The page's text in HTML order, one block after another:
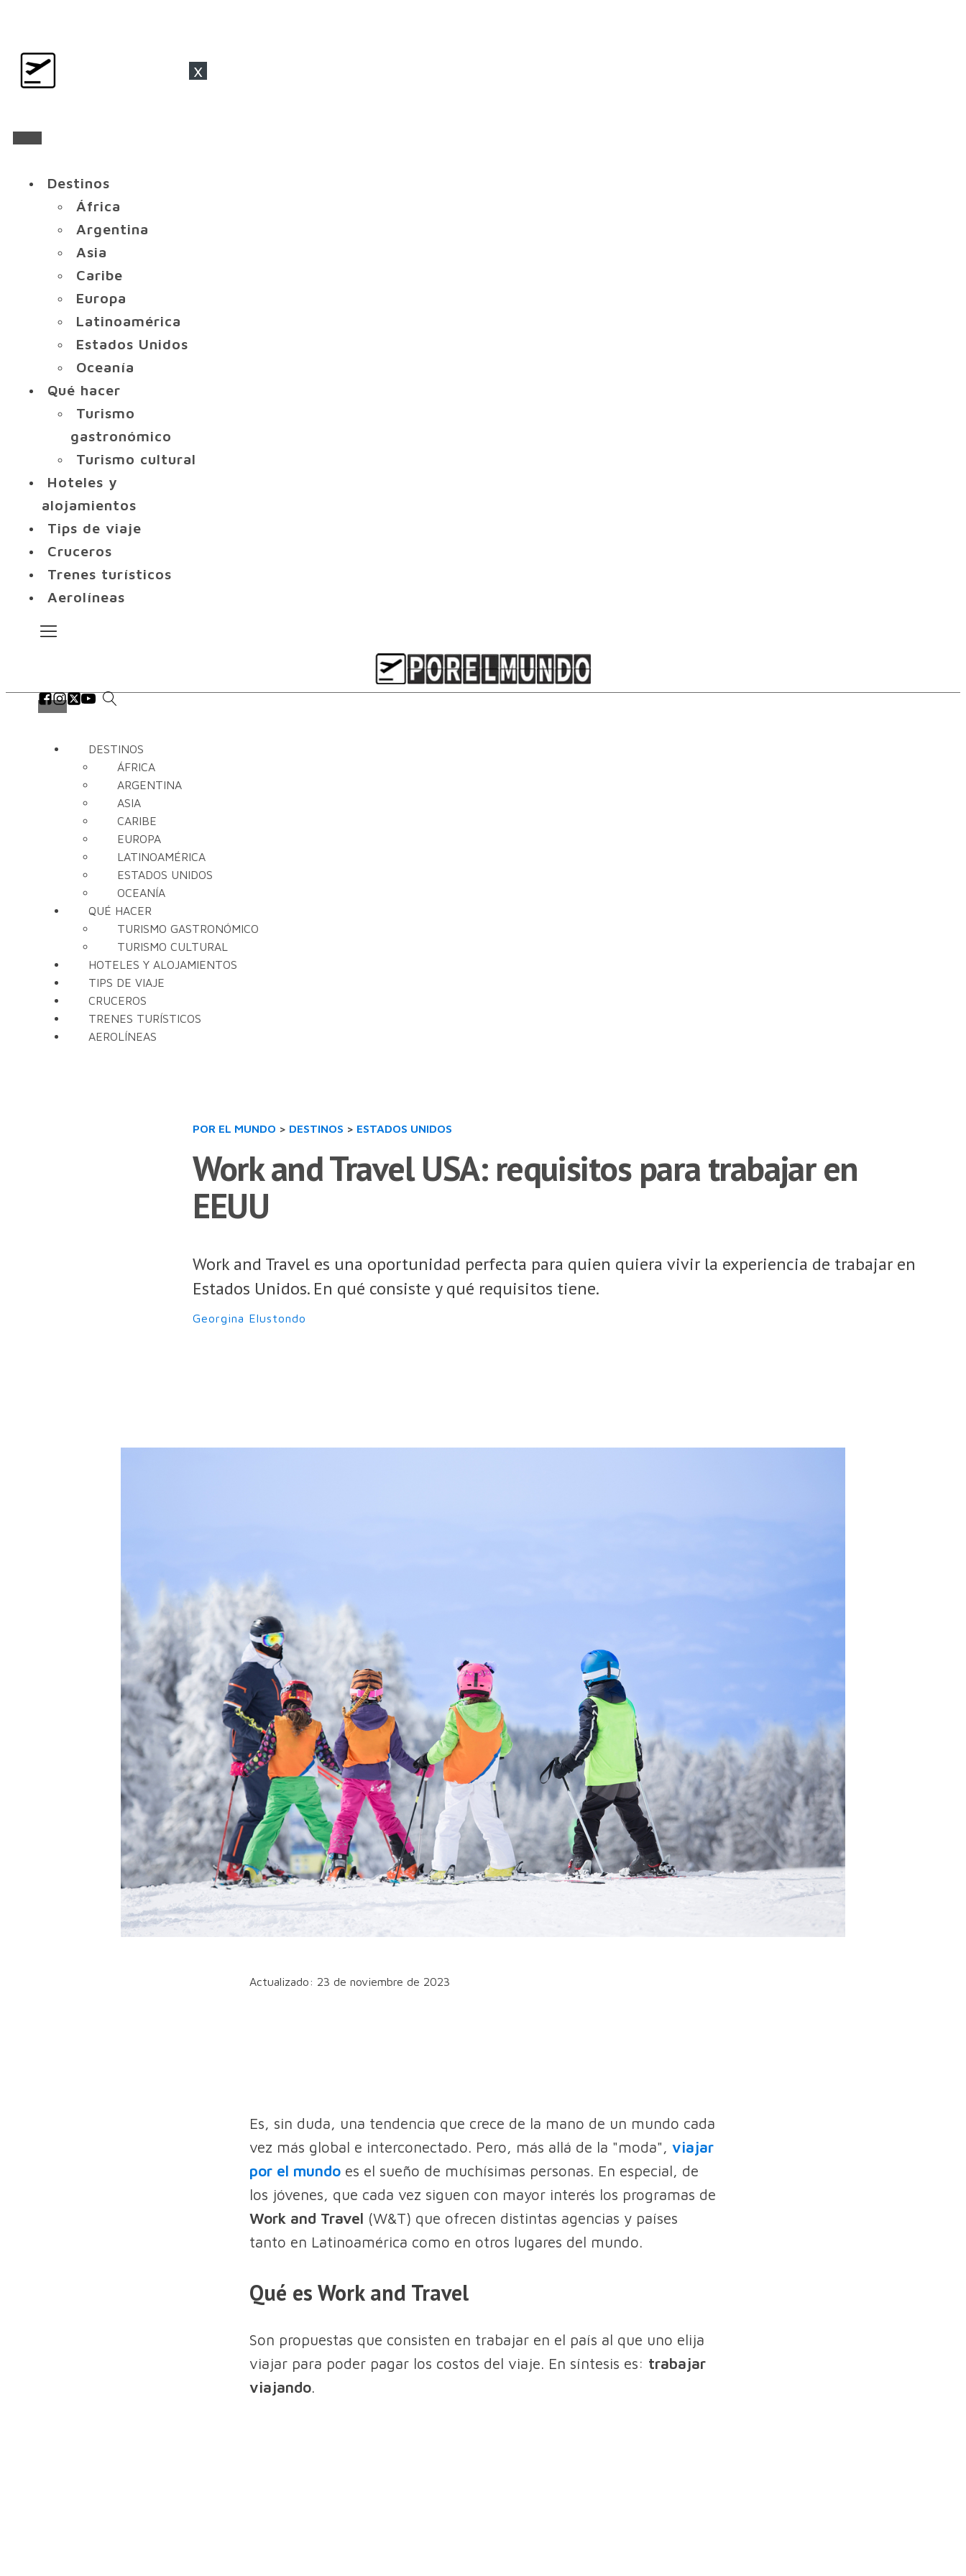
x
Destinos
África
Argentina
Asia
Caribe
Europa
Latinoamérica
Estados Unidos
Oceanía
Qué hacer
Turismo
gastronómico
Turismo cultural
Hoteles y
alojamientos
Tips de viaje
Cruceros
Trenes turísticos
Aerolíneas
DESTINOS
ÁFRICA
ARGENTINA
ASIA
CARIBE
EUROPA
LATINOAMÉRICA
ESTADOS UNIDOS
OCEANÍA
QUÉ HACER
TURISMO GASTRONÓMICO
TURISMO CULTURAL
HOTELES Y ALOJAMIENTOS
TIPS DE VIAJE
CRUCEROS
TRENES TURÍSTICOS
AEROLÍNEAS
POR EL MUNDO > DESTINOS > ESTADOS UNIDOS
Work and Travel USA: requisitos para trabajar en
EEUU
Work and Travel es una oportunidad perfecta para quien quiera vivir la experiencia de trabajar en
Estados Unidos. En qué consiste y qué requisitos tiene.
Georgina Elustondo
Actualizado: 23 de noviembre de 2023
Es, sin duda, una tendencia que crece de la mano de un mundo cada
vez más global e interconectado. Pero, más allá de la "moda", viajar
por el mundo es el sueño de muchísimas personas. En especial, de
los jóvenes, que cada vez siguen con mayor interés los programas de
Work and Travel (W&T) que ofrecen distintas agencias y países
tanto en Latinoamérica como en otros lugares del mundo.
Qué es Work and Travel
Son propuestas que consisten en trabajar en el país al que uno elija
viajar para poder pagar los costos del viaje. En síntesis es: trabajar
viajando.